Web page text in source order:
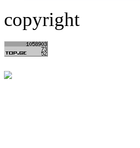
copyright